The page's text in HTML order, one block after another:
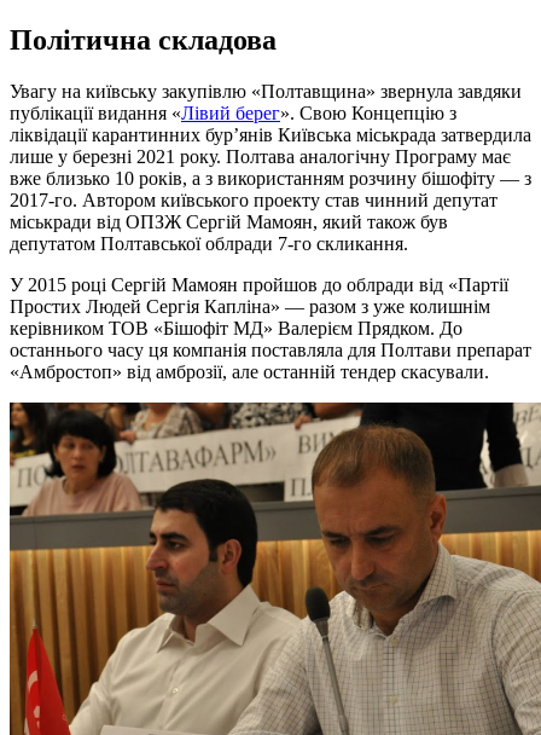
Політична складова
Увагу на київську закупівлю «Полтавщина» звернула завдяки
публікації видання «Лівий берег». Свою Концепцію з
ліквідації карантинних бур’янів Київська міськрада затвердила
лише у березні 2021 року. Полтава аналогічну Програму має
вже близько 10 років, а з використанням розчину бішофіту — з
2017-го. Автором київського проекту став чинний депутат
міськради від ОПЗЖ Сергій Мамоян, який також був
депутатом Полтавської облради 7-го скликання.
У 2015 році Сергій Мамоян пройшов до облради від «Партії
Простих Людей Сергія Капліна» — разом з уже колишнім
керівником ТОВ «Бішофіт МД» Валерієм Прядком. До
останнього часу ця компанія поставляла для Полтави препарат
«Амбростоп» від амброзії, але останній тендер скасували.